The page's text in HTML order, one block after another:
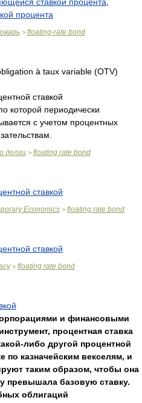
процента
> floating-rate bond
à taux variable (OTV)
ставкой
которой периодически
с учетом процентных
долги > floating rate bond
ставкой
Economics > floating rate bond
ставкой
> floating rate bond
и финансовыми
процентная ставка
либо другой процентной
по казначейским векселям, и
таким образом, чтобы она
превышала базовую ставку.
облигаций